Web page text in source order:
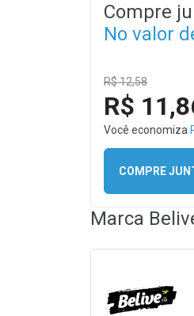
Compre
No valor
R$ 12,58
R$
Você economiza
COMPRE
Marca